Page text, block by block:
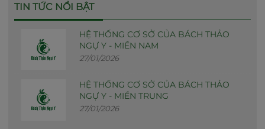
TIN TỨC NỔI BẬT
HỆ THỐNG CƠ SỞ CỦA BÁCH THẢO
NGỰ Y - MIỀN NAM
27/01/2026
HỆ THỐNG CƠ SỞ CỦA BÁCH THẢO
NGỰ Y - MIỀN TRUNG
27/01/2026